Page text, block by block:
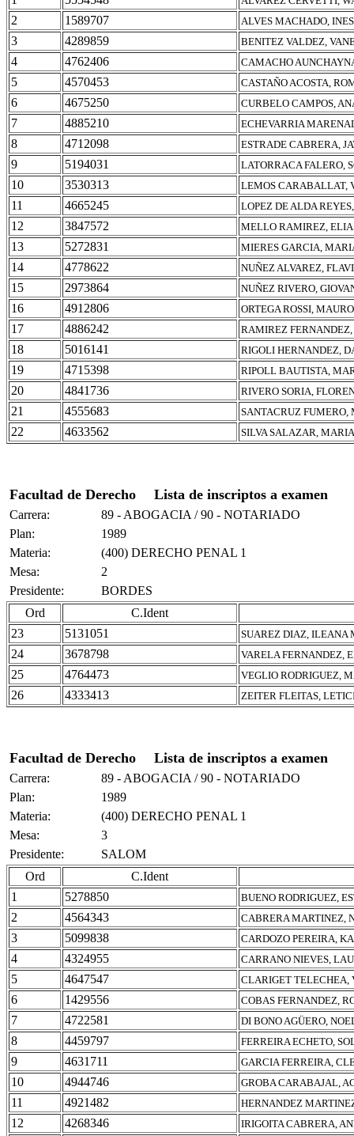
2 1589707 ALVES MACHADO,
3 4289859 BENITEZ VALDEZ,
4 4762406 CAMACHO
5 4570453 CASTAÑO ACOSTA,
6 4675250 CURBELO CAMPOS,
7 4885210 ECHEVARRIA
8 4712098 ESTRADE CABRERA,
9 5194031 LATORRACA FALERO,
10 3530313 LEMOS CARABALLAT,
11 4665245 LOPEZ DE ALDA
12 3847572 MELLO RAMIREZ,
13 5272831 MIERES GARCIA,
14 4778622 NUÑEZ ALVAREZ,
15 2973864 NUÑEZ RIVERO,
16 4912806 ORTEGA ROSSI,
17 4886242 RAMIREZ
18 5016141 RIGOLI HERNANDEZ,
19 4715398 RIPOLL BAUTISTA,
20 4841736 RIVERO SORIA,
21 4555683 SANTACRUZ
22 4633562 SILVA SALAZAR,
Facultad de Derecho Lista de inscriptos a examen
Carrera:
89 - ABOGACIA / 90 - NOTARIADO
Plan:
1989
Materia:
(400) DERECHO PENAL 1
Mesa:
2
Presidente:
BORDES
Ord
C.Ident
23
5131051 SUAREZ DIAZ, ILEANA
24 3678798 VARELA FERNANDEZ,
25 4764473 VEGLIO RODRIGUEZ,
26 4333413 ZEITER FLEITAS,
Facultad de Derecho Lista de inscriptos a examen
Carrera:
89 - ABOGACIA / 90 - NOTARIADO
Plan:
1989
Materia:
(400) DERECHO PENAL 1
Mesa:
3
Presidente:
SALOM
Ord
C.Ident
1
5278850 BUENO RODRIGUEZ,
2 4564343 CABRERA MARTINEZ,
3 5099838 CARDOZO PEREIRA,
4 4324955 CARRANO NIEVES,
5 4647547 CLARIGET TELECHEA,
6 1429556 COBAS FERNANDEZ,
7 4722581 DI BONO AGÜERO,
8 4459797 FERREIRA ECHETO,
9 4631711 GARCIA FERREIRA,
10 4944746 GROBA CARABAJAL,
11 4921482 HERNANDEZ
12 4268346 IRIGOITA CABRERA,